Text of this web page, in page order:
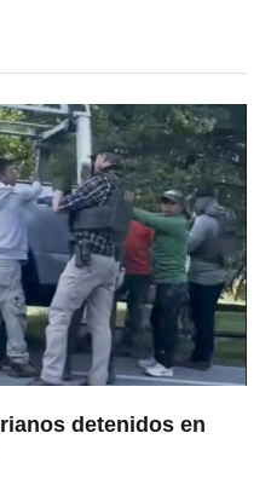
detenidos en